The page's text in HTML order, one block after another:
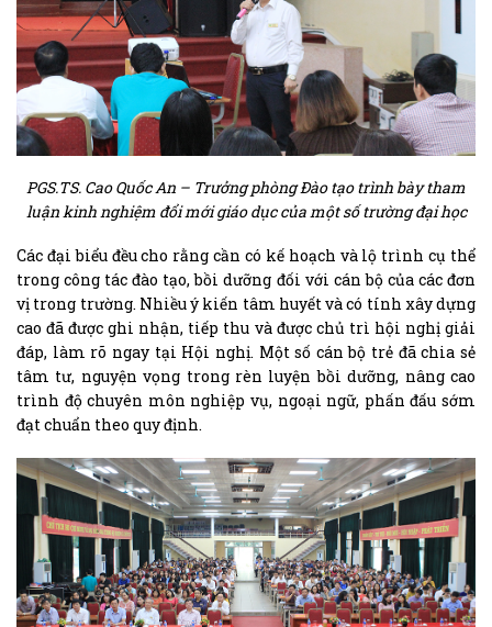
PGS.TS. Cao Quốc An – Trưởng phòng Đào tạo trình bày tham
luận kinh nghiệm đổi mới giáo dục của một số trường đại học
Các đại biểu đều cho rằng cần có kế hoạch và lộ trình cụ thể
trong công tác đào tạo, bồi dưỡng đối với cán bộ của các đơn
vị trong trường. Nhiều ý kiến tâm huyết và có tính xây dựng
cao đã được ghi nhận, tiếp thu và được chủ trì hội nghị giải
đáp, làm rõ ngay tại Hội nghị. Một số cán bộ trẻ đã chia sẻ
tâm tư, nguyện vọng trong rèn luyện bồi dưỡng, nâng cao
trình độ chuyên môn nghiệp vụ, ngoại ngữ, phấn đấu sớm
đạt chuẩn theo quy định.